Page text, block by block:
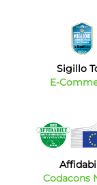
Sigillo
E-
Codacons